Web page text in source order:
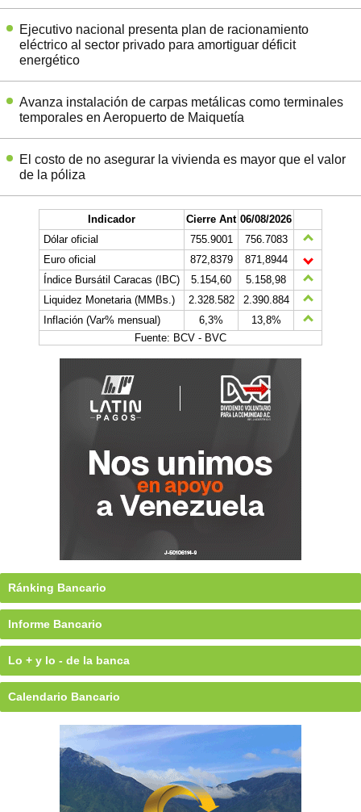
Ejecutivo nacional presenta plan de racionamiento
eléctrico al sector privado para amortiguar déficit
energético
Avanza instalación de carpas metálicas como terminales
temporales en Aeropuerto de Maiquetía
El costo de no asegurar la vivienda es mayor que el valor
de la póliza
Indicador Cierre Ant 06/08/2026
Dólar oficial
755.9001
756.7083
Euro oficial
872,8379
871,8944
Índice Bursátil Caracas (IBC)
5.154,60
5.158,98
Liquidez Monetaria (MMBs.)
2.328.582
2.390.884
Inflación (Var% mensual)
6,3%
13,8%
Fuente: BCV - BVC
Ránking Bancario
Informe Bancario
Lo + y lo - de la banca
Calendario Bancario